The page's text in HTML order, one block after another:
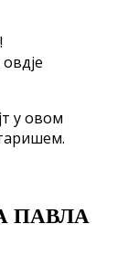
у овом
ПАВЛА